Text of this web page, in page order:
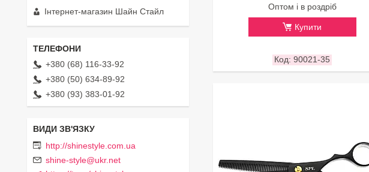
Оптом і в роздріб
Купити
90021-35
Інтернет-магазин Шайн Стайл
+380 (68) 116-33-92
+380 (50) 634-89-92
+380 (93) 383-01-92
http://shinestyle.com.ua
shine-style@ukr.net